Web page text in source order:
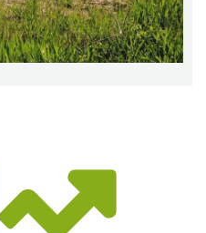
Trasa